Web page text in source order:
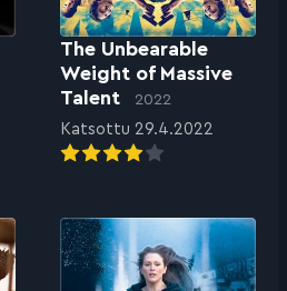
The Unbearable
Weight of Massive
Talent
2022
Katsottu 29.4.2022